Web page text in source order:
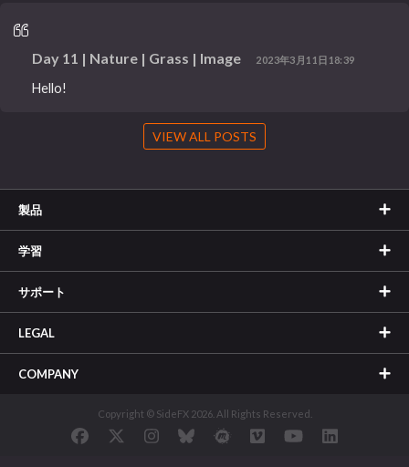
Day 11 | Nature | Grass | Image 2023年3月11日18:39
Hello!
VIEW ALL POSTS
製品
学習
サポート
LEGAL
COMPANY
Copyright © SideFX 2026. All Rights Reserved.